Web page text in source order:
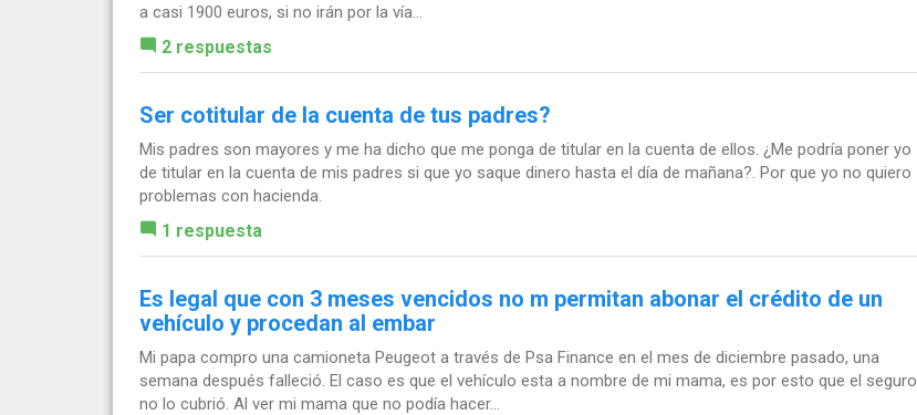
a casi 1900 euros, si no irán por la vía...
2 respuestas
Ser cotitular de la cuenta de tus padres?
Mis padres son mayores y me ha dicho que me ponga de titular en la cuenta de ellos. ¿Me podría poner yo
de titular en la cuenta de mis padres si que yo saque dinero hasta el día de mañana?. Por que yo no quiero
problemas con hacienda.
1 respuesta
Es legal que con 3 meses vencidos no m permitan abonar el crédito de un
vehículo y procedan al embar
Mi papa compro una camioneta Peugeot a través de Psa Finance en el mes de diciembre pasado, una
semana después falleció. El caso es que el vehículo esta a nombre de mi mama, es por esto que el seguro
no lo cubrió. Al ver mi mama que no podía hacer...